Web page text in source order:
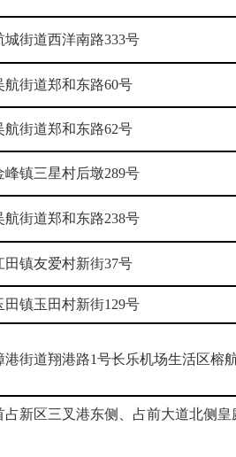
街道西洋南路333号
航街道郑和东路60号
航街道郑和东路62号
镇三星村后墩289号
街道郑和东路238号
田镇友爱村新街37号
镇玉田村新街129号
港街道翔港路1号长乐机场生活区榕
占新区三叉港东侧、占前大道北侧皇